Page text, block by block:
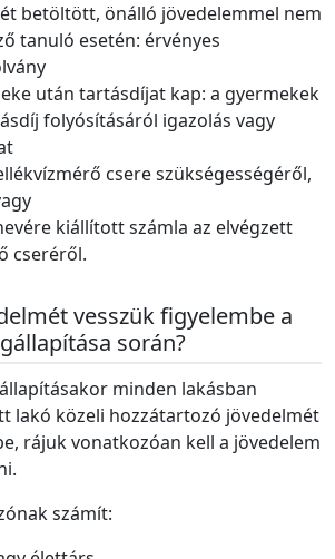
betöltött, önálló jövedelemmel nem
tanuló esetén: érvényes
után tartásdíjat kap: a gyermekek
folyósításáról igazolás vagy
csere szükségességéről,
kiállított számla az elvégzett
cseréről.
vesszük figyelembe a
során?
minden lakásban
lakó közeli hozzátartozó jövedelmét
rájuk vonatkozóan kell a jövedelem
számít: